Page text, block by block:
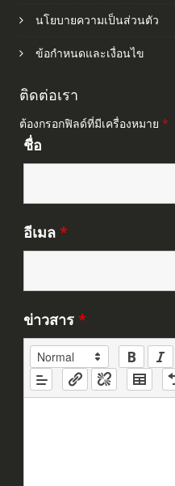
นโยบายความเป็นส่วนตัว
ข้อกำหนดและเงื่อนไข
ติดต่อเรา
ต้องกรอกฟิลด์ที่มีเครื่องหมาย *
ชื่อ
อีเมล *
ข่าวสาร *